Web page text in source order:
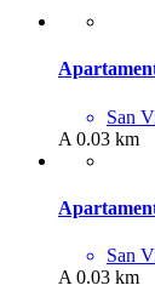
San
A 0.03 km
San
A 0.03 km